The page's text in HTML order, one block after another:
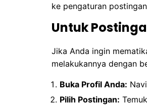
ke pengaturan
Untuk
Jika Anda ingin
melakukannya dengan
Buka Profil Anda:
Pilih Postingan: